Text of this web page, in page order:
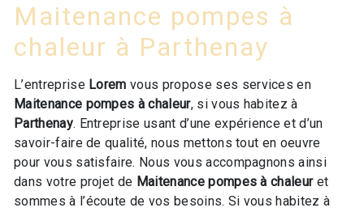
Maitenance pompes à
chaleur à Parthenay
L’entreprise Lorem vous propose ses services en
Maitenance pompes à chaleur, si vous habitez à
Parthenay. Entreprise usant d’une expérience et d’un
savoir-faire de qualité, nous mettons tout en oeuvre
pour vous satisfaire. Nous vous accompagnons ainsi
dans votre projet de Maitenance pompes à chaleuret
sommes à l’écoute de vos besoins. Si vous habitez à